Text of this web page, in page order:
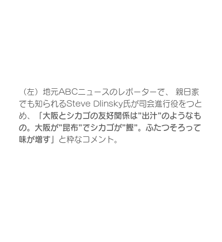
（左）地元ABCニュースのレポーターで、 親日家
でも知られるSteve Dlinsky氏が司会進行役をつと
め、
「大阪とシカゴの友好関係は”出汁”のようなも
の。大阪が”昆布”でシカゴが”鰹”。ふたつそろって
味が増す」 と粋なコメント。